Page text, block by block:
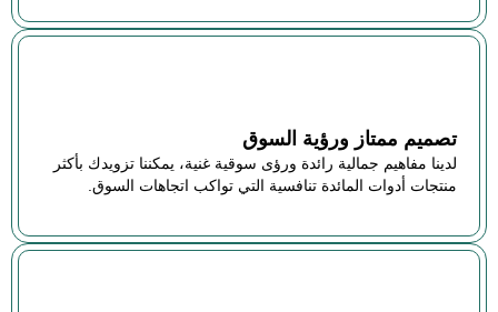
تصميم ممتاز ورؤية السوق
لدينا مفاهيم جمالية رائدة ورؤى سوقية غنية، يمكننا تزويدك بأكثر
منتجات أدوات المائدة تنافسية التي تواكب اتجاهات السوق.